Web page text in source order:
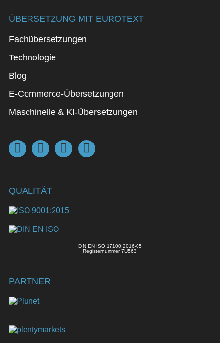
ÜBERSETZUNG MIT EUROTEXT
Fachübersetzungen
Technologie
Blog
E-Commerce-Übersetzungen
Maschinelle & KI-Übersetzungen
QUALITÄT
DIN EN ISO 17100:2016-05
Registernummer 7U563
PARTNER